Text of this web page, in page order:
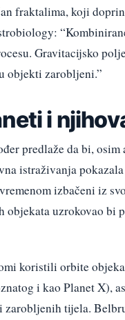
fraktalima, koji
Gravitacijsko
objekti zarobljeni.”
i
predlaže da bi,
istraživanja
izbačeni iz
uzrokovao bi
koristili orbite
i kao Planet X),
tijela.